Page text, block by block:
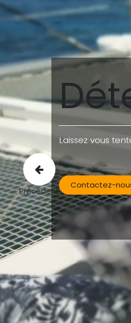
Laissez vous
Contactez-
Précédent